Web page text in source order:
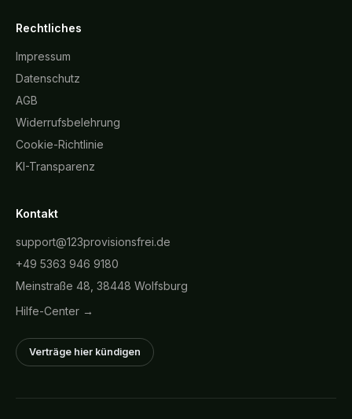
Rechtliches
Impressum
Datenschutz
AGB
Widerrufsbelehrung
Cookie-Richtlinie
KI-Transparenz
Kontakt
support@123provisionsfrei.de
+49 5363 946 9180
Meinstraße 48, 38448 Wolfsburg
Hilfe-Center →
Verträge hier kündigen